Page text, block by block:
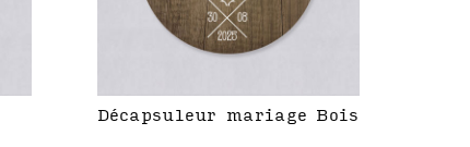
Décapsuleur mariage Bois